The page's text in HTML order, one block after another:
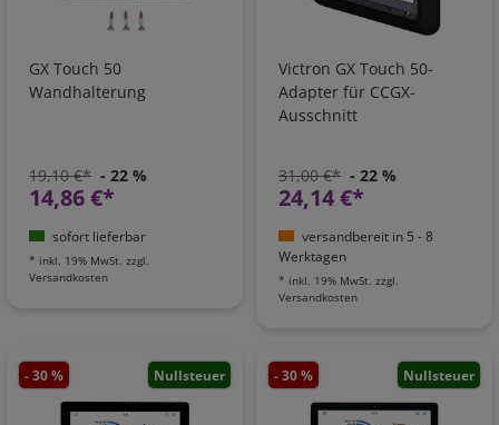
GX Touch 50
Wandhalterung
19,10 €* - 22 %
14,86 €*
sofort lieferbar
* inkl. 19% MwSt. zzgl.
Versandkosten
Victron GX Touch 50-
Adapter für CCGX-
Ausschnitt
31,00 €* - 22 %
24,14 €*
versandbereit in 5 - 8
Werktagen
* inkl. 19% MwSt. zzgl.
Versandkosten
- 30 % Nullsteuer - 30 % Nullsteuer